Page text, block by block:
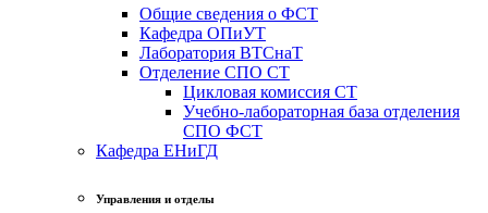
Общие сведения о ФСТ
Кафедра ОПиУТ
Лаборатория ВТСнаТ
Отделение СПО СТ
Цикловая комиссия СТ
Учебно-лабораторная база отделения
СПО ФСТ
Кафедра ЕНиГД
Управления и отделы